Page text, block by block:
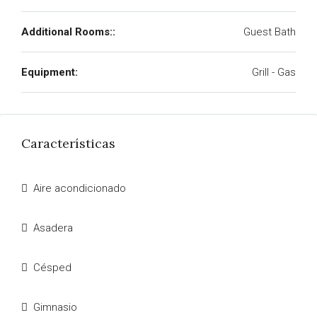
Additional Rooms:: Guest Bath
Equipment: Grill - Gas
Características
Aire acondicionado
Asadera
Césped
Gimnasio